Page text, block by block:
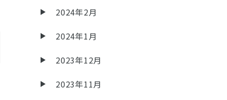
2024年2月
2024年1月
2023年12月
2023年11月